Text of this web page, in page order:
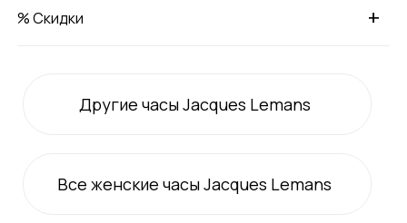
+
% Скидки
Другие часы Jacques Lemans
Всеженские часы Jacques Lemans